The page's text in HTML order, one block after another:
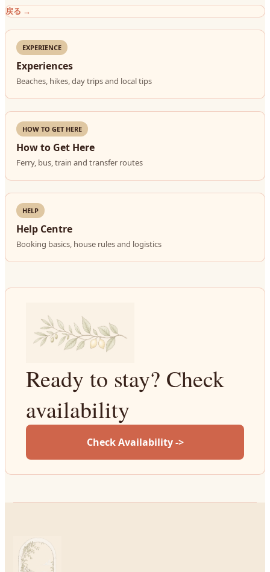
戻る →
EXPERIENCE
Experiences
Beaches, hikes, day trips and local tips
HOW TO GET HERE
How to Get Here
Ferry, bus, train and transfer routes
HELP
Help Centre
Booking basics, house rules and logistics
Ready to stay? Check
availability
Check Availability ->